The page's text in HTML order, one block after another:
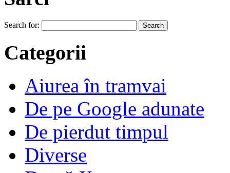
Search for:
Categorii
Aiurea în tramvai
De pe Google adunate
De pierdut timpul
Diverse